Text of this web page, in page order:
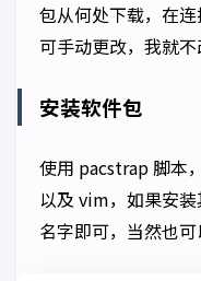
包从何处下载，在
可手动更改，我就不
安装软件包
使用 pacstrap 脚本
以及 vim，如果安
名字即可，当然也